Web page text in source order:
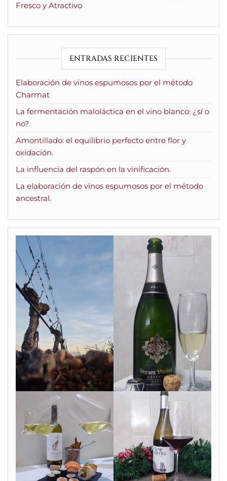
Fresco y Atractivo
ENTRADAS RECIENTES
Elaboración de vinos espumosos por el método
Charmat
La fermentación maloláctica en el vino blanco: ¿sí o
no?
Amontillado: el equilibrio perfecto entre flor y
oxidación.
La influencia del raspón en la vinificación.
La elaboración de vinos espumosos por el método
ancestral.